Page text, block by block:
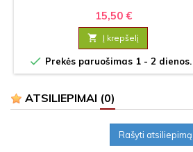
15,50 €
 Į krepšelį
 Prekės paruošimas 1 - 2 dienos.
ATSILIEPIMAI (0)
Rašyti atsiliepimą